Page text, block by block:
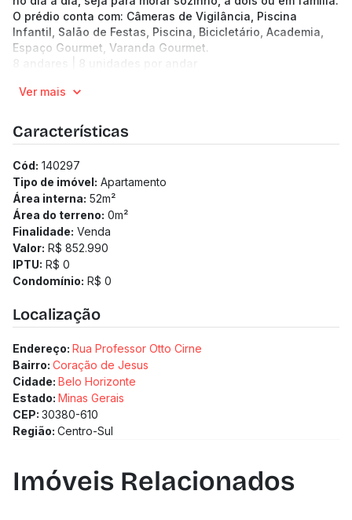
O prédio conta com: Câmeras de Vigilância, Piscina
Infantil, Salão de Festas, Piscina, Bicicletário, Academia,
Espaço Gourmet, Varanda Gourmet.
8 andares | 8 unidades por andar
Coração de Jesus
1 a 2 vagas
2 banheiros
Medidor de água individualizado
Ver mais
Características
Cód: 140297
Tipo de imóvel: Apartamento
Área interna: 52m²
Área do terreno: 0m²
Finalidade: Venda
Valor: R$ 852.990
IPTU: R$ 0
Condomínio: R$ 0
Localização
Endereço: Rua Professor Otto Cirne
Bairro: Coração de Jesus
Cidade: Belo Horizonte
Estado: Minas Gerais
CEP: 30380-610
Região: Centro-Sul
Imóveis Relacionados